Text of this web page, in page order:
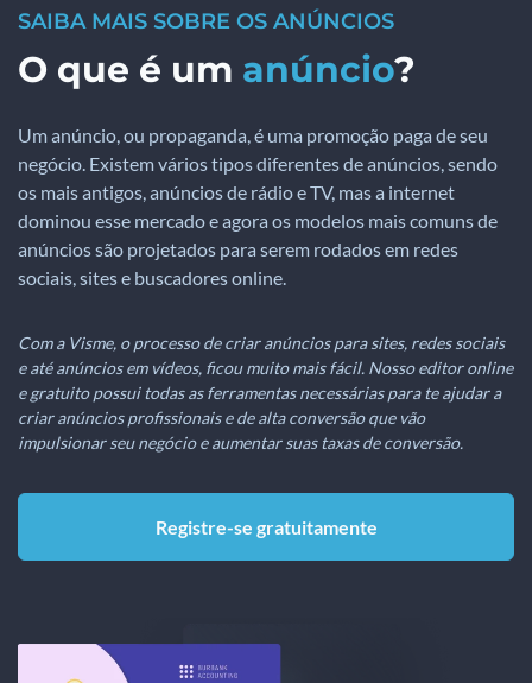
SAIBA MAIS SOBRE OS ANÚNCIOS
O que é um anúncio?
Um anúncio, ou propaganda, é uma promoção paga de seu
negócio. Existem vários tipos diferentes de anúncios, sendo
os mais antigos, anúncios de rádio e TV, mas a internet
dominou esse mercado e agora os modelos mais comuns de
anúncios são projetados para serem rodados em redes
sociais, sites e buscadores online.
Com a Visme, o processo de criar anúncios para sites, redes sociais
e até anúncios em vídeos, ficou muito mais fácil. Nosso editor online
e gratuito possui todas as ferramentas necessárias para te ajudar a
criar anúncios profissionais e de alta conversão que vão
impulsionar seu negócio e aumentar suas taxas de conversão.
Registre-se gratuitamente